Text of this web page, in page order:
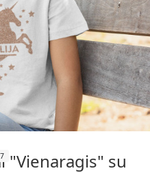
7 "Vienaragis" su